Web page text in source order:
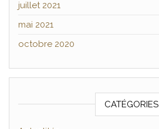
juillet 2021
mai 2021
octobre 2020
CATÉGORIES